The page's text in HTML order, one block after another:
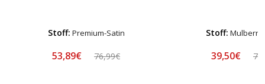
Stoff: Premium-Satin
53,89€ 76,99€
Stoff: Mulberry
39,50€